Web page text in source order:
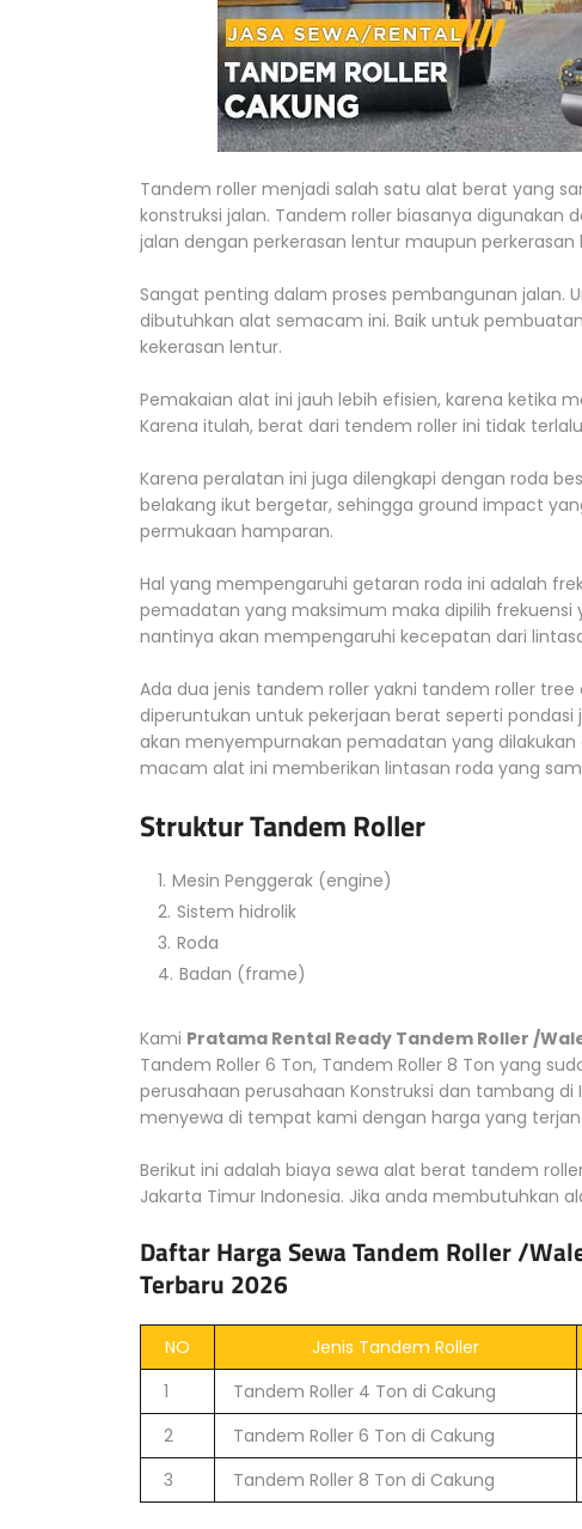
Tandem roller menjadi salah satu alat berat yang
konstruksi jalan. Tandem roller biasanya
jalan dengan perkerasan lentur maupun perkerasan
Sangat penting dalam proses pembangunan jalan.
dibutuhkan alat semacam ini. Baik untuk
kekerasan lentur.
Pemakaian alat ini jauh lebih efisien, karena ketika
Karena itulah, berat dari tendem roller ini tidak
Karena peralatan ini juga dilengkapi dengan roda
belakang ikut bergetar, sehingga ground impact
permukaan hamparan.
Hal yang mempengaruhi getaran roda ini adalah
pemadatan yang maksimum maka dipilih
nantinya akan mempengaruhi kecepatan dari
Ada dua jenis tandem roller yakni tandem roller
diperuntukan untuk pekerjaan berat seperti
akan menyempurnakan pemadatan yang
macam alat ini memberikan lintasan roda yang
Struktur Tandem Roller
Mesin Penggerak (engine)
Sistem hidrolik
Roda
Badan (frame)
Kami Pratama Rental Ready Tandem Roller /
Tandem Roller 6 Ton, Tandem Roller 8 Ton yang
perusahaan perusahaan Konstruksi dan tambang
menyewa di tempat kami dengan harga yang
Berikut ini adalah biaya sewa alat berat tandem
Jakarta Timur Indonesia. Jika anda membutuhkan
Daftar Harga Sewa Tandem Roller /
Terbaru 2026
NO Jenis Tandem Roller
1
Tandem Roller 4 Ton di Cakung
2
Tandem Roller 6 Ton di Cakung
3
Tandem Roller 8 Ton di Cakung